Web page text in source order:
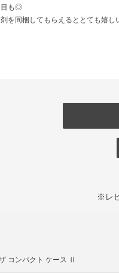
目も◎
を同梱してもらえるととても嬉し
※レ
コンパクト ケース Ⅱ